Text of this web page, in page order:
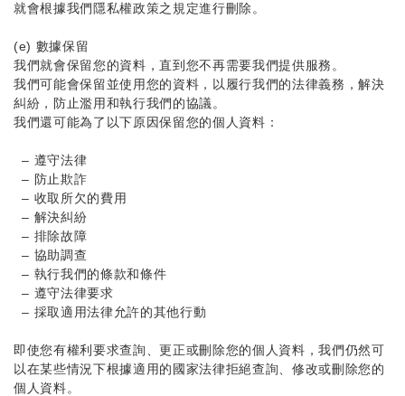
就會根據我們隱私權政策之規定進行刪除。
(e) 數據保留
我們就會保留您的資料，直到您不再需要我們提供服務。
我們可能會保留並使用您的資料，以履行我們的法律義務，解決
糾紛，防止濫用和執行我們的協議。
我們還可能為了以下原因保留您的個人資料：
– 遵守法律
– 防止欺詐
– 收取所欠的費用
– 解決糾紛
– 排除故障
– 協助調查
– 執行我們的條款和條件
– 遵守法律要求
– 採取適用法律允許的其他行動
即使您有權利要求查詢、更正或刪除您的個人資料，我們仍然可
以在某些情況下根據適用的國家法律拒絕查詢、修改或刪除您的
個人資料。